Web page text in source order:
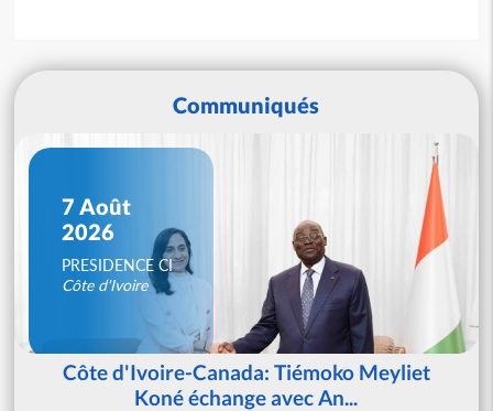
Communiqués
7 Août
2026
PRESIDENCE CI
Côte d'Ivoire
Côte d'Ivoire-Canada: Tiémoko Meyliet
Koné échange avec An...